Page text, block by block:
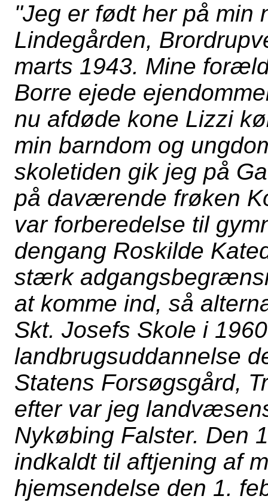
"Jeg er født her på
Lindegården,
marts 1943. Mine
Borre ejede
nu afdøde kone Lizzi
min barndom og
skoletiden gik jeg på
på daværende frøken
var forberedelse til
dengang Roskilde
stærk
at komme ind, så
Skt. Josefs Skole i
landbrugsuddannelse
Statens Forsøgsgård,
efter var jeg
Nykøbing Falster. Den
indkaldt til aftjening af
hjemsendelse den 1.